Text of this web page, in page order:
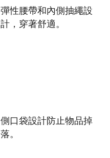
彈性腰帶和內側抽繩設
計，穿著舒適。
側口袋設計防止物品掉
落。